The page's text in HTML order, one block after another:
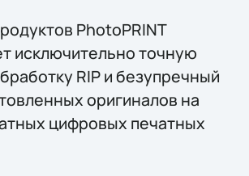
PhotoPRINT
исключительно точную
RIP и безупречный
оригиналов на
цифровых печатных